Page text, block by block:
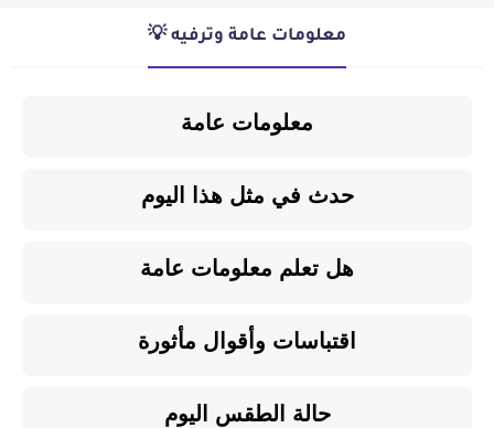
معلومات عامة وترفيه 💡
معلومات عامة
حدث في مثل هذا اليوم
هل تعلم معلومات عامة
اقتباسات وأقوال مأثورة
حالة الطقس اليوم